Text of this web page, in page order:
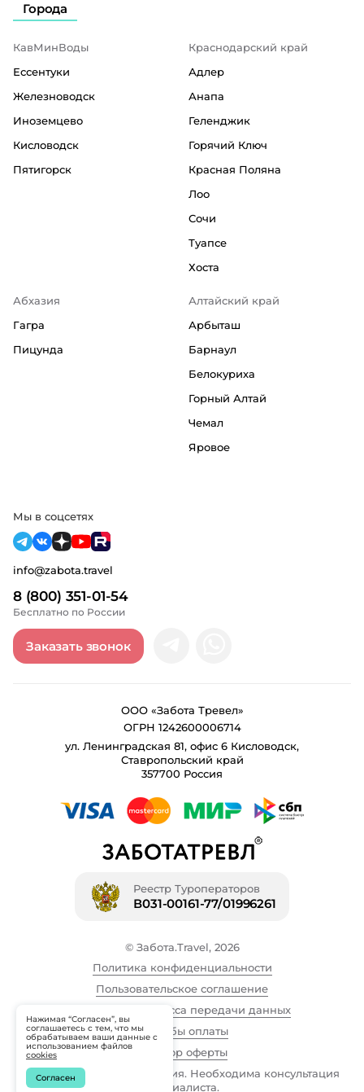
Города
КавМинВоды
Ессентуки
Железноводск
Иноземцево
Кисловодск
Пятигорск
Краснодарский край
Адлер
Анапа
Геленджик
Горячий Ключ
Красная Поляна
Лоо
Сочи
Туапсе
Хоста
Абхазия
Гагра
Пицунда
Алтайский край
Арбыташ
Барнаул
Белокуриха
Горный Алтай
Чемал
Яровое
8 (800) 351-01-54
Бесплатно по России
info@zabota.travel
Заказать звонок
Мы в соцсетях
ООО «Забота Тревел»
ОГРН 1242600006714
ул. Ленинградская 81, офис 6 Кисловодск,
Ставропольский край
357700 Россия
Реестр Туроператоров
В031-00161-77/01996261
© Забота.Travel, 2026
Политика конфиденциальности
Пользовательское соглашение
Описание процесса передачи данных
Способы оплаты
Договор оферты
Имеются противопоказания. Необходима консультация
специалиста.
Нажимая “Согласен”, вы
соглашаетесь с тем, что мы
обрабатываем ваши данные с
использованием файлов
cookies
Согласен